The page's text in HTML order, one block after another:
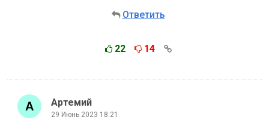
Ответить
22 14
Артемий
29 Июнь 2023 18:21